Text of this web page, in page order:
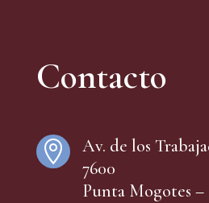
Contacto

Av. de los
7600
Punta Mogotes